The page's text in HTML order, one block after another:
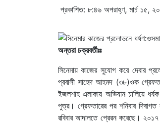
প্রকাশিত: ৮:৪৬ অপরাহ্ণ, মার্চ ১৫,
অন্তরা চক্রবর্তীঃঃ
সিনেমায় কাজের সুযোগ করে দেবার
প্রবাসী সাহেদ আহমদ (৩৮)ওক
ইজলশাহ এলাকায় অভিযান চালিয়ে
পুত্র। গ্রেফতারের পর শনিবার
রবিবার আদালতে প্রেরন করেছে। ২০১৭